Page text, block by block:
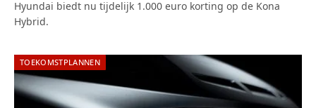
Hyundai biedt nu tijdelijk 1.000 euro korting op de Kona
Hybrid.
TOEKOMSTPLANNEN